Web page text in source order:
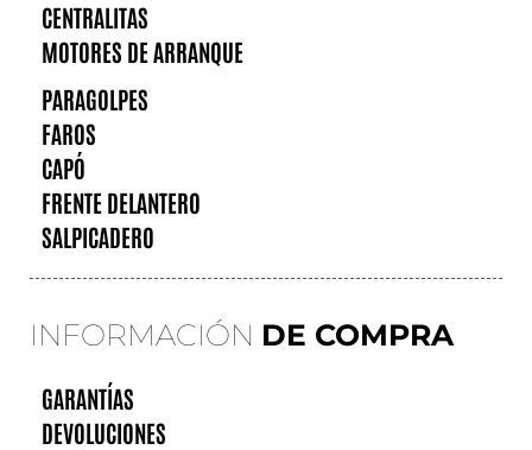
CENTRALITAS
MOTORES DE ARRANQUE
PARAGOLPES
FAROS
CAPÓ
FRENTE DELANTERO
SALPICADERO
INFORMACIÓN DE COMPRA
GARANTÍAS
DEVOLUCIONES